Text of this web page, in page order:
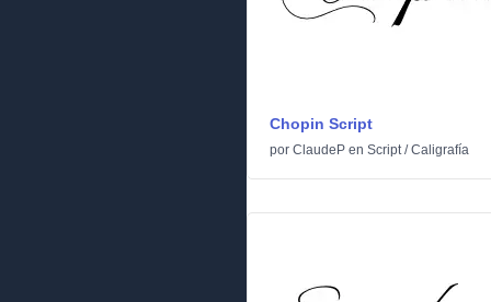
Chopin Script
por ClaudeP en Script/Caligrafía